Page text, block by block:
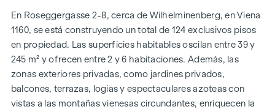
En Roseggergasse 2-8, cerca de Wilhelminenberg, en Viena
1160, se está construyendo un total de 124 exclusivos pisos
en propiedad. Las superficies habitables oscilan entre 39 y
245 m² y ofrecen entre 2 y 6 habitaciones. Además, las
zonas exteriores privadas, como jardines privados,
balcones, terrazas, logias y espectaculares azoteas con
vistas a las montañas vienesas circundantes, enriquecen la